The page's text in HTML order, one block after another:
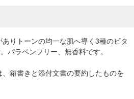
りトーンの均一な肌へ導く3種のビタ
パラベンフリー、無香料です。
箱書きと添付文書の要約したものを